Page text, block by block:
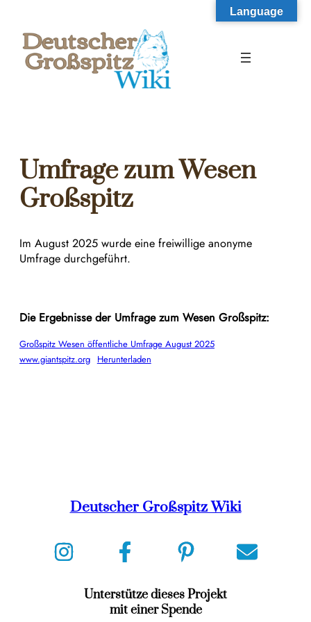
springen
Umfrage zum Wesen
Großspitz
Im August 2025 wurde eine freiwillige anonyme
Umfrage durchgeführt.
Die Ergebnisse der Umfrage zum Wesen Großspitz:
Großspitz Wesen öffentliche Umfrage August 2025
www.giantspitz.org Herunterladen
Deutscher Großspitz Wiki
Unterstütze dieses Projekt
mit einer Spende
Language